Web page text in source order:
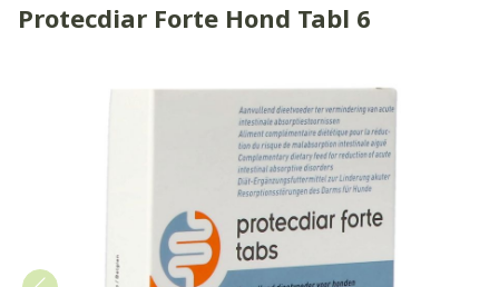
Protecdiar Forte Hond Tabl 6